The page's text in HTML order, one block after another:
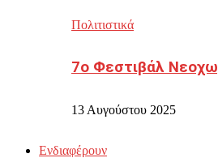
Πολιτιστικά
7ο Φεστιβάλ
13 Αυγούστου 2025
Ενδιαφέρουν